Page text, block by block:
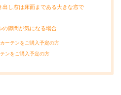
し窓は床面まである大きな窓で
の隙間が気になる場合
ーテンをご購入予定の方
ンをご購入予定の方